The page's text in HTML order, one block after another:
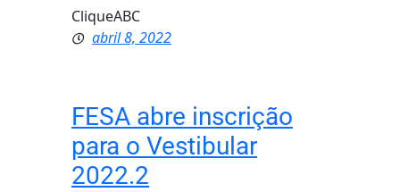
CliqueABC
abril 8, 2022
FESA abre inscrição
para o Vestibular
2022.2